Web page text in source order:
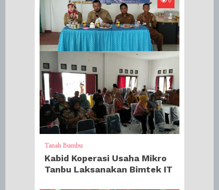
Tanah Bumbu
Kabid Koperasi Usaha Mikro
Tanbu Laksanakan Bimtek IT